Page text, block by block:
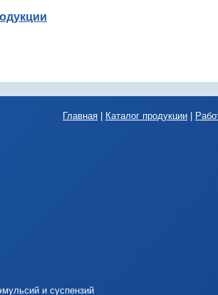
Главная Каталог продукции
и суспензий